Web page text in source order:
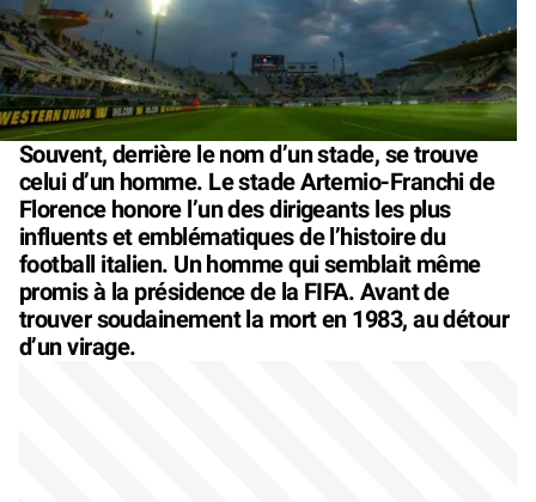
Souvent, derrière le nom d’un stade, se trouve
celui d’un homme. Le stade Artemio-Franchi de
Florence honore l’un des dirigeants les plus
influents et emblématiques de l’histoire du
football italien. Un homme qui semblait même
promis à la présidence de la FIFA. Avant de
trouver soudainement la mort en 1983, au détour
d’un virage.